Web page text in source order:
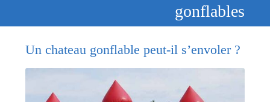
gonflables
Un chateau gonflable peut-il s’envoler ?